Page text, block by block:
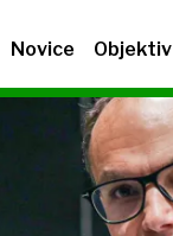
Novice Objektiv